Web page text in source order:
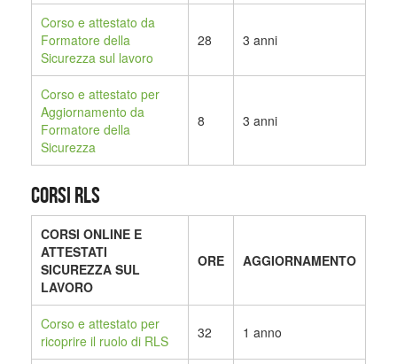
Corso e attestato da
Formatore della
Sicurezza sul lavoro
28 3 anni
Corso e attestato per
Aggiornamento da
Formatore della
Sicurezza
8 3 anni
CORSI RLS
CORSI ONLINE E
ATTESTATI
SICUREZZA SUL
LAVORO
ORE AGGIORNAMENTO
Corso e attestato per
ricoprire il ruolo di RLS
32 1 anno